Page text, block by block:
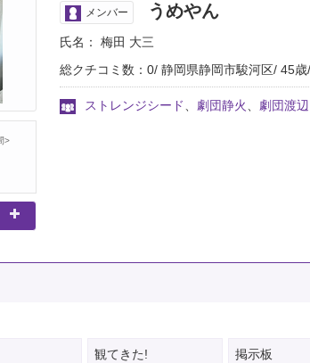
>
メンバー うめやん
氏名： 梅田 大三
総クチコミ数：0 静岡県静岡市駿河区 45歳
ストレンジシード 劇団静火 劇団渡辺
観てきた! 掲示板